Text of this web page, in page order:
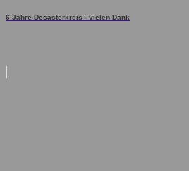
6 Jahre Desasterkreis - vielen Dank